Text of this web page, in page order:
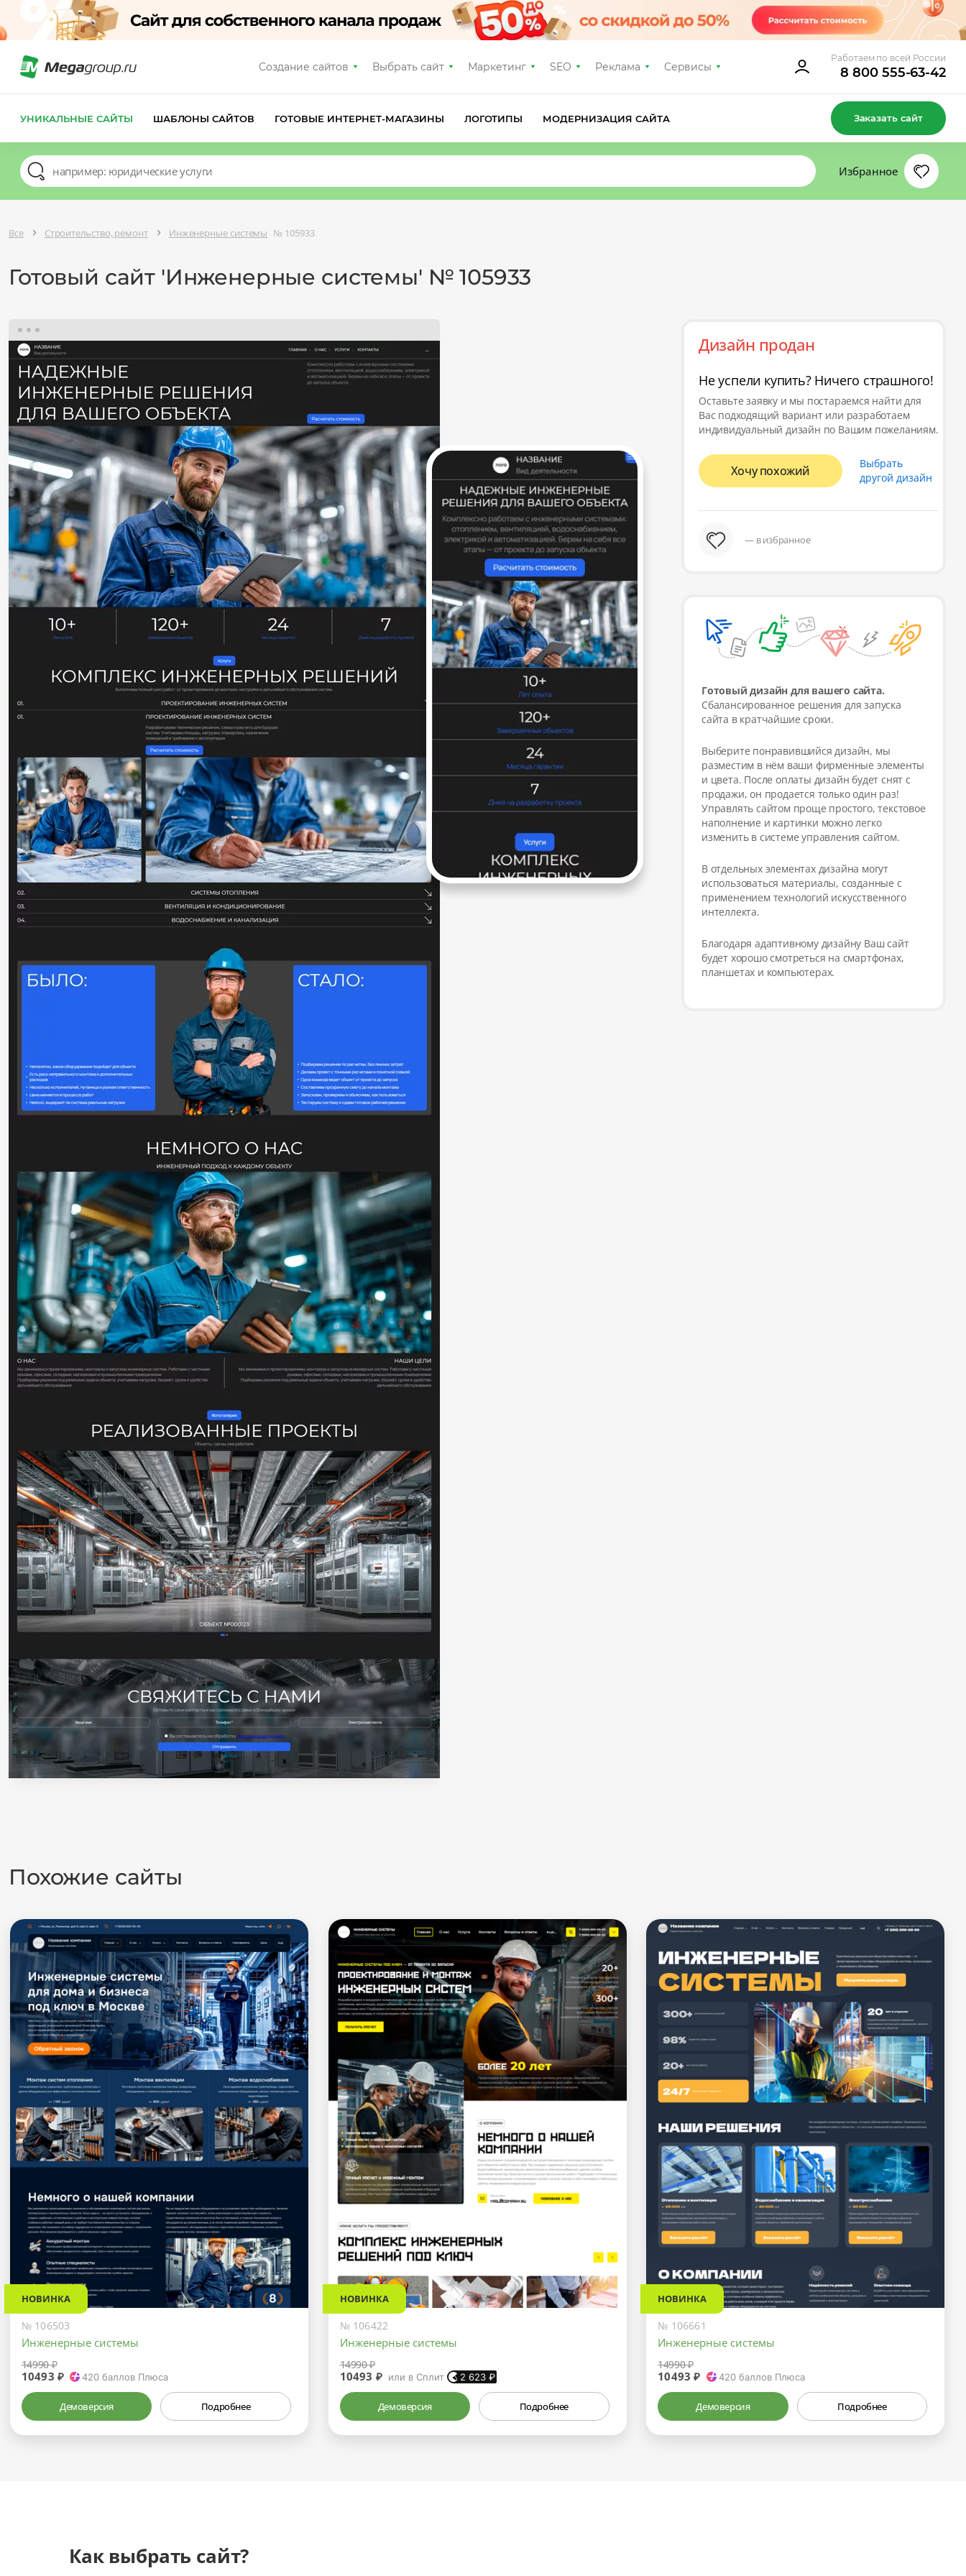
Создание сайтов Выбрать сайт Маркетинг SEO Реклама Сервисы
Работаем по всей России
8 800 555-63-42
УНИКАЛЬНЫЕ САЙТЫ ШАБЛОНЫ САЙТОВ ГОТОВЫЕ ИНТЕРНЕТ-МАГАЗИНЫ ЛОГОТИПЫ МОДЕРНИЗАЦИЯ САЙТА Заказать сайт
Избранное
Все Строительство, ремонт Инженерные системы № 105933
Готовый сайт 'Инженерные системы' № 105933
Дизайн продан
Не успели купить? Ничего страшного!
Оставьте заявку и мы постараемся найти для
Вас подходящий вариант или разработаем
индивидуальный дизайн по Вашим пожеланиям.
Хочу похожий
Выбрать
другой дизайн
— в избранное
Готовый дизайн для вашего сайта.
Сбалансированное решения для запуска
сайта в кратчайшие сроки.
Выберите понравившийся дизайн, мы
разместим в нём ваши фирменные элементы
и цвета. После оплаты дизайн будет снят с
продажи, он продается только один раз!
Управлять сайтом проще простого, текстовое
наполнение и картинки можно легко
изменить в системе управления сайтом.
В отдельных элементах дизайна могут
использоваться материалы, созданные с
применением технологий искусственного
интеллекта.
Благодаря адаптивному дизайну Ваш сайт
будет хорошо смотреться на смартфонах,
планшетах и компьютерах.
Похожие сайты
НОВИНКА
№ 106503
Инженерные системы
14990 ₽
10493 ₽ 420 баллов Плюса
Демоверсия Подробнее
НОВИНКА
№ 106422
Инженерные системы
14990 ₽
10493 ₽ или в Сплит 2 623₽
Демоверсия Подробнее
НОВИНКА
№ 106661
Инженерные системы
14990 ₽
10493 ₽ 420баллов Плюса
Демоверсия Подробнее
Как выбрать сайт?